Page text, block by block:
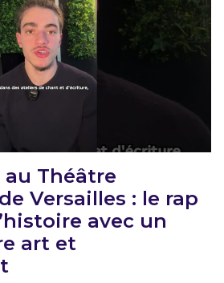
au Théâtre
Versailles : le rap
avec un
art et